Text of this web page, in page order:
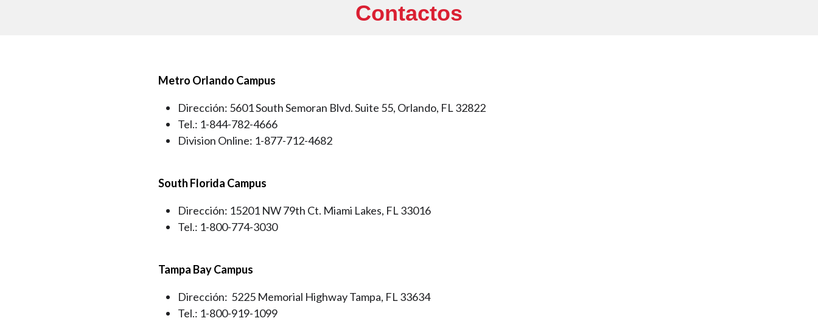
Contactos
Metro Orlando Campus
Dirección: 5601 South Semoran Blvd. Suite 55, Orlando, FL 32822
Tel.: 1-844-782-4666
Division Online: 1-877-712-4682
South Florida Campus
Dirección: 15201 NW 79th Ct. Miami Lakes, FL 33016
Tel.: 1-800-774-3030
Tampa Bay Campus
Dirección: 5225 Memorial Highway Tampa, FL 33634
Tel.: 1-800-919-1099